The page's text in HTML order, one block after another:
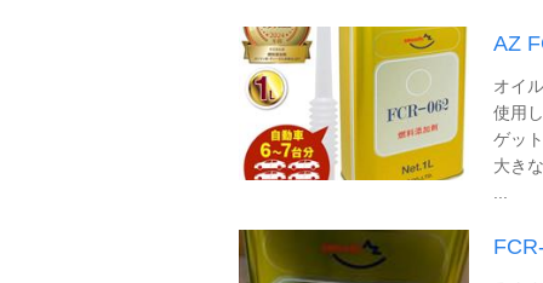
AZ
オイ
使用
ゲッ
大き